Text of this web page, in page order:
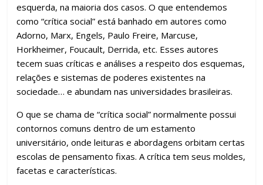
esquerda, na maioria dos casos. O que entendemos
como “crítica social” está banhado em autores como
Adorno, Marx, Engels, Paulo Freire, Marcuse,
Horkheimer, Foucault, Derrida, etc. Esses autores
tecem suas críticas e análises a respeito dos esquemas,
relações e sistemas de poderes existentes na
sociedade… e abundam nas universidades brasileiras.
O que se chama de “crítica social” normalmente possui
contornos comuns dentro de um estamento
universitário, onde leituras e abordagens orbitam certas
escolas de pensamento fixas. A crítica tem seus moldes,
facetas e características.